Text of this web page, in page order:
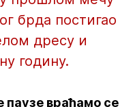
брда постигао
дресу и
годину.
паузе враћамо се